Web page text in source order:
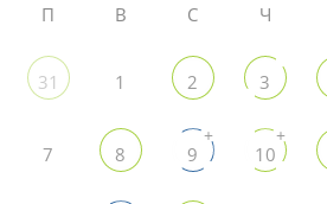
П В С Ч
31 1 2 3
7 8 9
+
10
+